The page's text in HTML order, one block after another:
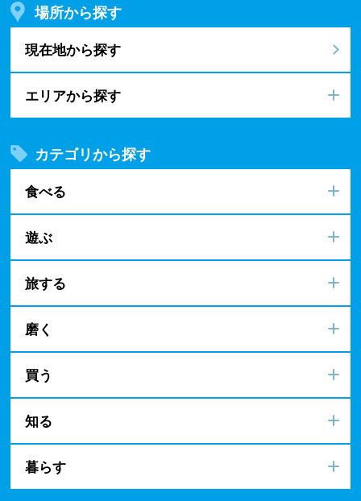
場所から探す
現在地から探す
エリアから探す
カテゴリから探す
食べる
遊ぶ
旅する
磨く
買う
知る
暮らす